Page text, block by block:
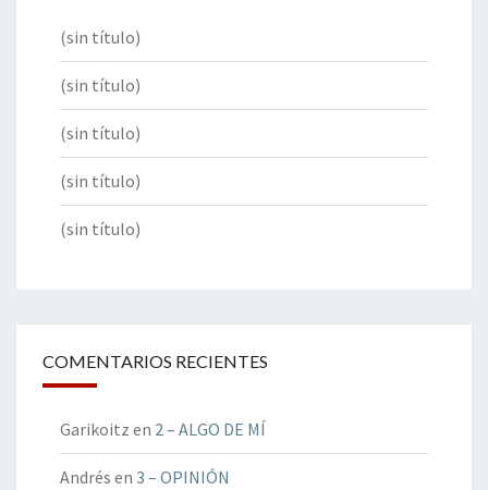
(sin título)
(sin título)
(sin título)
(sin título)
(sin título)
COMENTARIOS RECIENTES
Garikoitz en 2 – ALGO DE MÍ
Andrés en 3 – OPINIÓN